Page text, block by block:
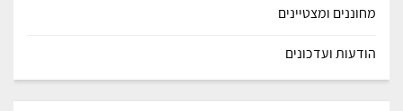
מחוננים ומצטיינים
הודעות ועדכונים